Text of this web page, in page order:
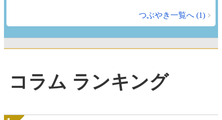
つぶやき一覧へ (1)
コラム ランキング